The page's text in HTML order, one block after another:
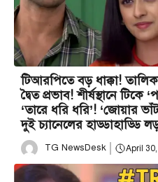
টিআরপিতে বড় ধাক্কা!
দ্বৈত প্রভাব! শীর্ষস্থানে
‘তারে ধরি ধরি’! ‘জোয়ার
দুই চ্যানেলের হাড্ডাহাড্ডি
TG NewsDesk April